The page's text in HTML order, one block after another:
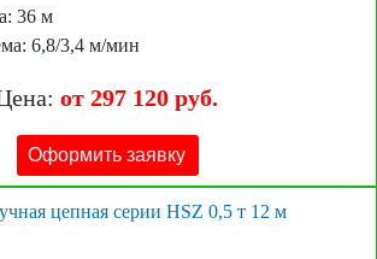
36 м
6,8/3,4 м/мин
от 297 120 руб.
Оформить заявку